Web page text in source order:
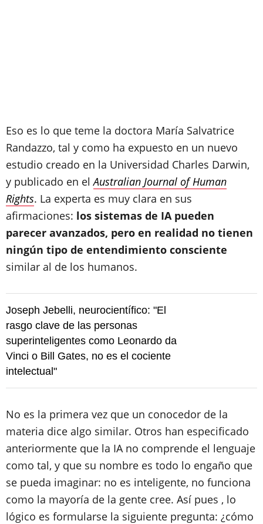
Eso es lo que teme la doctora María Salvatrice
Randazzo, tal y como ha expuesto en un nuevo
estudio creado en la Universidad Charles Darwin,
y publicado en elAustralian Journal of Human
Rights. La experta es muy clara en sus
afirmaciones: los sistemas de IA pueden
parecer avanzados, pero en realidad no tienen
ningún tipo de entendimiento consciente
similar al de los humanos.
Joseph Jebelli, neurocientífico: "El
rasgo clave de las personas
superinteligentes como Leonardo da
Vinci o Bill Gates, no es el cociente
intelectual"
No es la primera vez que un conocedor de la
materia dice algo similar. Otros han especificado
anteriormente que la IA no comprende el lenguaje
como tal, y que su nombre es todo lo engaño que
se pueda imaginar: no es inteligente, no funciona
como la mayoría de la gente cree. Así pues , lo
lógico es formularse la siguiente pregunta: ¿cómo